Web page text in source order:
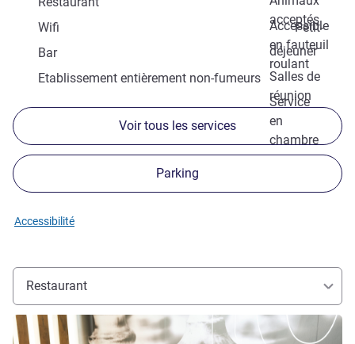
acceptés
Accessible
en fauteuil
roulant
Wifi
Petit-
déjeuner
Bar
Salles de
réunion
Etablissement entièrement non-fumeurs
Service
en
chambre
Voir tous les services
Parking
Accessibilité
Restaurant
Voir les détails